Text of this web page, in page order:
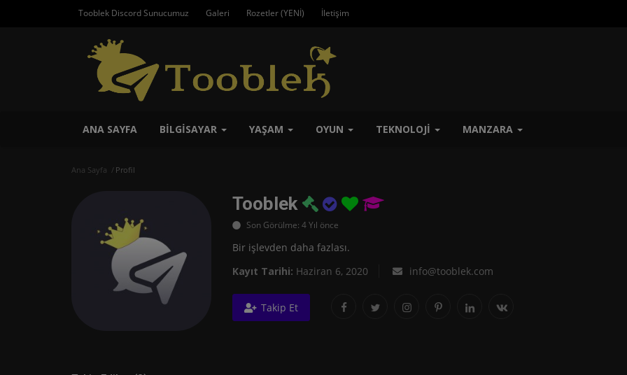
Tooblek Discord Sunucumuz Galeri Rozetler (YENİ) İletişim
ANA SAYFA BILGISAYAR YAŞAM OYUN TEKNOLOJI MANZARA
Ana Sayfa Profil
Tooblek
Son Görülme: 4 Yıl önce
Bir işlevden daha fazlası.
Kayıt Tarihi: Haziran 6, 2020 info@tooblek.com
Takip Et